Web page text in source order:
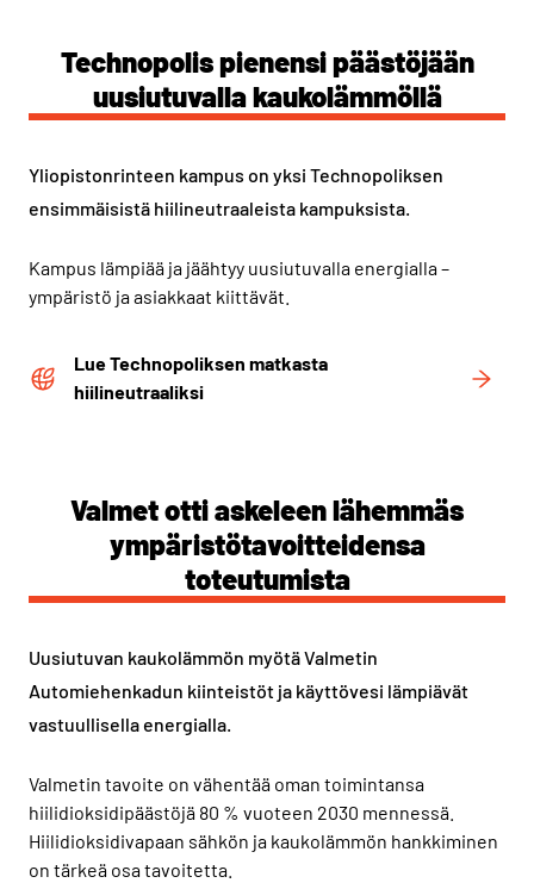
Technopolis pienensi päästöjään
uusiutuvalla kaukolämmöllä
Yliopistonrinteen kampus on yksi Technopoliksen
ensimmäisistä hiilineutraaleista kampuksista.
Kampus lämpiää ja jäähtyy uusiutuvalla energialla –
ympäristö ja asiakkaat kiittävät.
Lue Technopoliksen matkasta
hiilineutraaliksi
Valmet otti askeleen lähemmäs
ympäristötavoitteidensa
toteutumista
Uusiutuvan kaukolämmön myötä Valmetin
Automiehenkadun kiinteistöt ja käyttövesi lämpiävät
vastuullisella energialla.
Valmetin tavoite on vähentää oman toimintansa
hiilidioksidipäästöjä 80 % vuoteen 2030 mennessä.
Hiilidioksidivapaan sähkön ja kaukolämmön hankkiminen
on tärkeä osa tavoitetta.